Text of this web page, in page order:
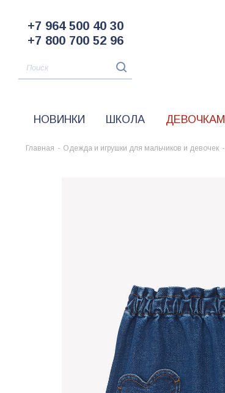
+7 964 500 40 30
+7 800 700 52 96
НОВИНКИ ШКОЛА ДЕВОЧКАМ
Главная - Одежда и игрушки для мальчиков и девочек -